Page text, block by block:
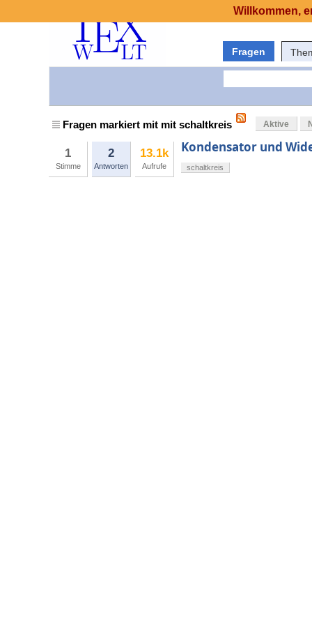
Fragen
Fragen markiert mit mit schaltkreis Aktive
1
Stimme
2
Antworten
13.1k
Aufrufe
Kondensator und
schaltkreis
Willkommen,